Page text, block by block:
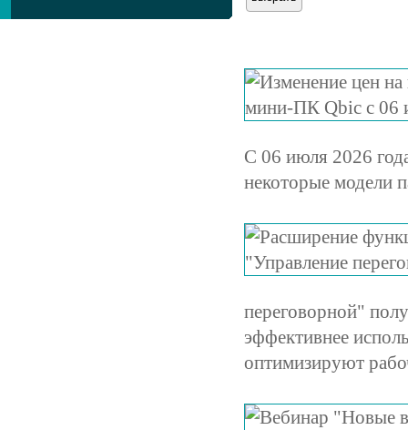
С 06 июля 2026
некоторые модели
переговорной"
эффективнее
оптимизируют